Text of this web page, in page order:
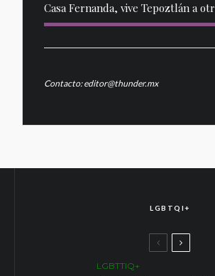
Casa Fernanda, vive Tepoztlán a
Contacto: editor@thunder.mx
LGBTQI+
LGBTTIQ+